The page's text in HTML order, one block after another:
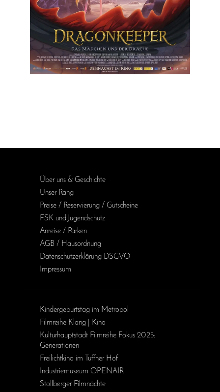
Über uns & Geschichte
Unser Rang
Preise / Reservierung / Gutscheine
FSK und Jugendschutz
Anreise / Parken
AGB / Haus­ordnung
Daten­schutz­erklärung DSGVO
Impressum
Kinder­geburts­tag im Metropol
Filmreihe Klang | Kino
Kulturhauptstadt Filmreihe Fokus 2025:
Generationen
Freilichtkino im Tuffner Hof
Industriemuseum OPENAIR
Stollberger Filmnächte